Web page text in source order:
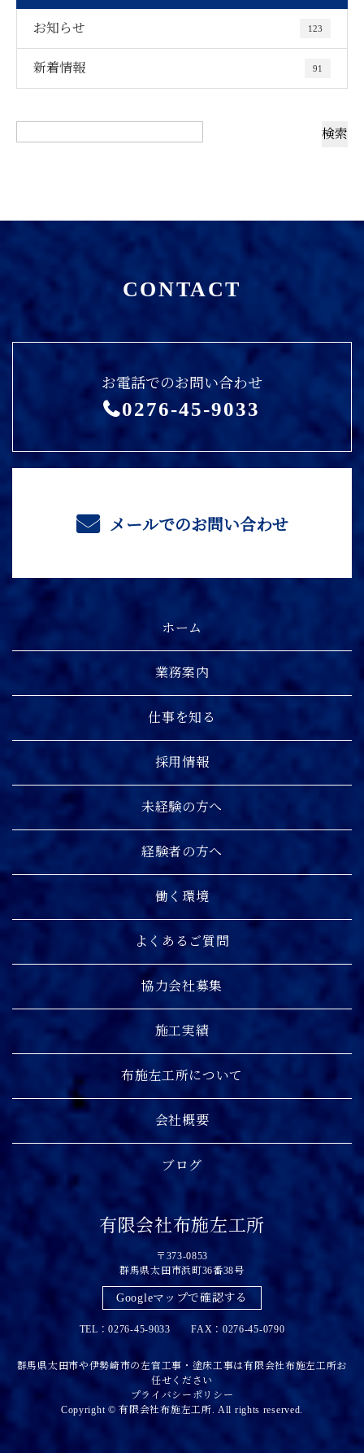
お知らせ 123
新着情報 91
CONTACT
お電話でのお問い合わせ
0276-45-9033
メールでのお問い合わせ
ホーム
業務案内
仕事を知る
採用情報
未経験の方へ
経験者の方へ
働く環境
よくあるご質問
協力会社募集
施工実績
布施左工所について
会社概要
ブログ
有限会社布施左工所
〒373-0853
群馬県太田市浜町36番38号
Googleマップで確認する
TEL：0276-45-9033 FAX：0276-45-0790
群馬県太田市や伊勢崎市の左官工事・塗床工事は有限会社布施左工所お
任せください
プライバシーポリシー
Copyright © 有限会社布施左工所. All rights reserved.